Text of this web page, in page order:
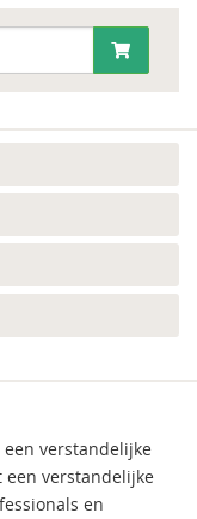
verstandelijke
een verstandelijke
en